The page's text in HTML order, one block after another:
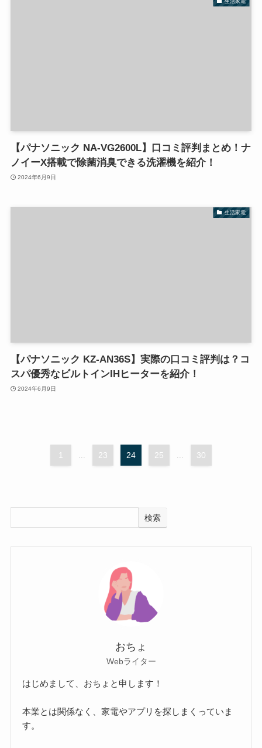
生活家電
【パナソニック NA-VG2600L】口コミ評判まとめ！ナ
ノイーX搭載で除菌消臭できる洗濯機を紹介！
2024年6月9日
生活家電
【パナソニック KZ-AN36S】実際の口コミ評判は？コ
スパ優秀なビルトインIHヒーターを紹介！
2024年6月9日
1 ... 23 24 25 ... 30
検索
おちょ
Webライター
はじめまして、おちょと申します！
本業とは関係なく、家電やアプリを探しまくっていま
す。